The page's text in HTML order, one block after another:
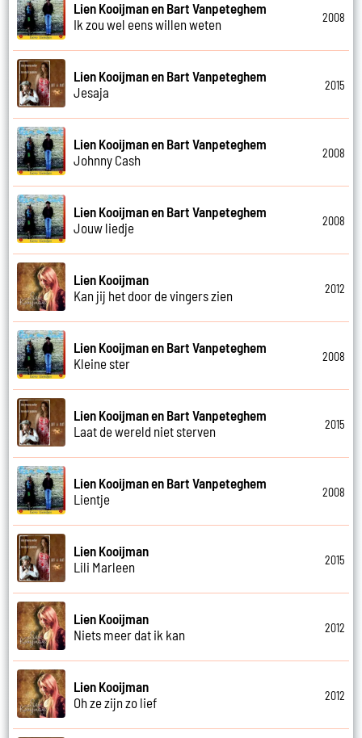
Lien Kooijman en Bart Vanpeteghem
Ik zou wel eens willen weten
2008
Lien Kooijman en Bart Vanpeteghem
Jesaja
2015
Lien Kooijman en Bart Vanpeteghem
Johnny Cash
2008
Lien Kooijman en Bart Vanpeteghem
Jouw liedje
2008
Lien Kooijman
Kan jij het door de vingers zien
2012
Lien Kooijman en Bart Vanpeteghem
Kleine ster
2008
Lien Kooijman en Bart Vanpeteghem
Laat de wereld niet sterven
2015
Lien Kooijman en Bart Vanpeteghem
Lientje
2008
Lien Kooijman
Lili Marleen
2015
Lien Kooijman
Niets meer dat ik kan
2012
Lien Kooijman
Oh ze zijn zo lief
2012